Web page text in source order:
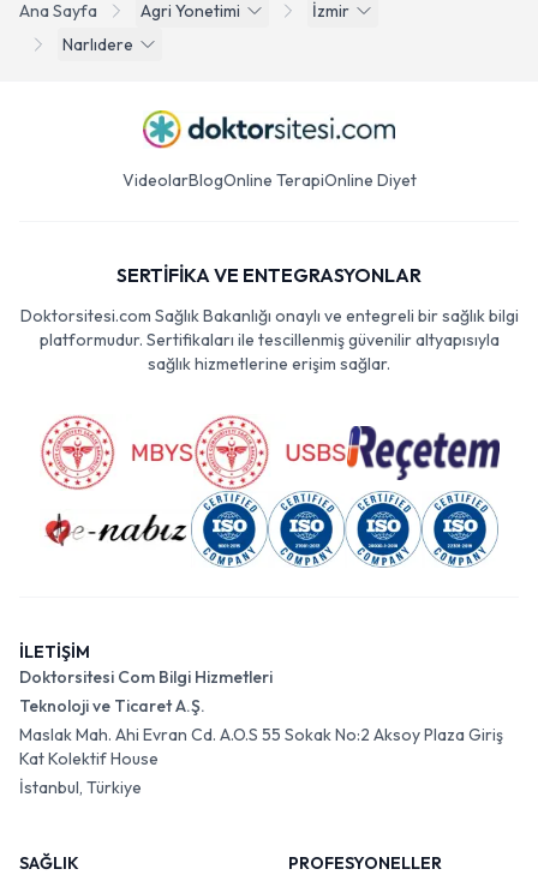
Ana Sayfa Agri Yonetimi
İzmir
Narlıdere
VideolarBlogOnline TerapiOnline Diyet
SERTİFİKA VE ENTEGRASYONLAR
Doktorsitesi.com Sağlık Bakanlığı onaylı ve entegreli bir sağlık bilgi
platformudur. Sertifikaları ile tescillenmiş güvenilir altyapısıyla
sağlık hizmetlerine erişim sağlar.
İLETİŞİM
Doktorsitesi Com Bilgi Hizmetleri
Teknoloji ve Ticaret A.Ş.
Maslak Mah. Ahi Evran Cd. A.O.S 55 Sokak No:2 Aksoy Plaza Giriş
Kat Kolektif House
İstanbul, Türkiye
SAĞLIK
PROFESYONELLER